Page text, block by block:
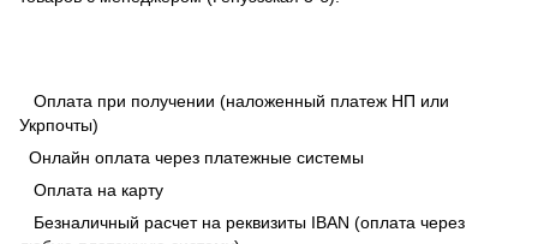
Оплата при получении (наложенный платеж НП или
Укрпочты)
Онлайн оплата через платежные системы
Оплата на карту
Безналичный расчет на реквизиты IBAN (оплата через